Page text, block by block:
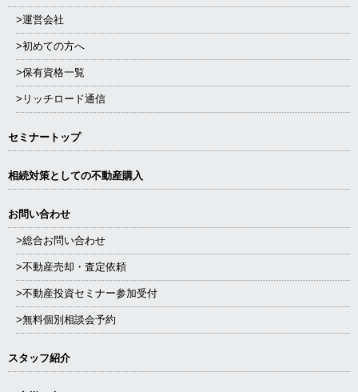
>運営会社
>初めての方へ
>保有資格一覧
>リッチロード通信
セミナートップ
相続対策としての不動産購入
お問い合わせ
>総合お問い合わせ
>不動産売却・査定依頼
>不動産投資セミナー参加受付
>無料個別相談会予約
スタッフ紹介